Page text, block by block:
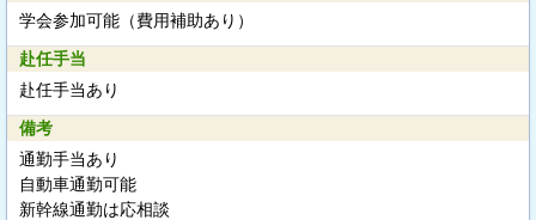
学会参加可能（費用補助あり）
赴任手当
赴任手当あり
備考
通勤手当あり
自動車通勤可能
新幹線通勤は応相談